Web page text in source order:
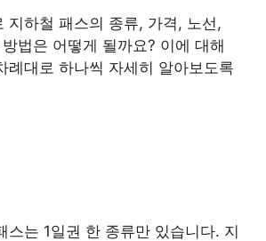
지하철 패스의 종류, 가격, 노선,
법은 어떻게 될까요? 이에 대해
례대로 하나씩 자세히 알아보도록
스는 1일권 한 종류만 있습니다. 지